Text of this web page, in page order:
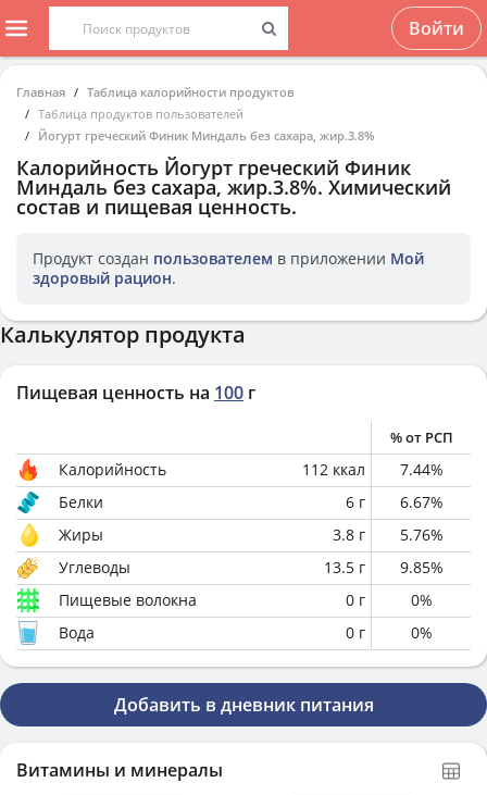
Войти
Главная
Таблица калорийности продуктов
Таблица продуктов пользователей
Йогурт греческий Финик Миндаль без сахара, жир.3.8%
Калорийность Йогурт греческий Финик
Миндаль без сахара, жир.3.8%. Химический
состав и пищевая ценность.
Продукт создан пользователем в приложении Мой
здоровый рацион.
Калькулятор продукта
Пищевая ценность на 100 г
% от РСП
Калорийность 112 ккал 7.44%
Белки
6 г 6.67%
Жиры
3.8 г 5.76%
Углеводы
13.5 г 9.85%
Пищевые волокна
0 г 0%
Вода
0 г 0%
Добавить в дневник питания
Витамины и минералы